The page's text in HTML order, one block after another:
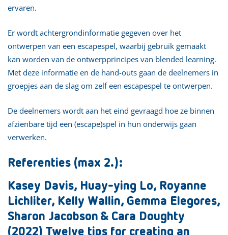
ervaren.
Er wordt achtergrondinformatie gegeven over het
ontwerpen van een escapespel, waarbij gebruik gemaakt
kan worden van de ontwerpprincipes van blended learning.
Met deze informatie en de hand-outs gaan de deelnemers in
groepjes aan de slag om zelf een escapespel te ontwerpen.
De deelnemers wordt aan het eind gevraagd hoe ze binnen
afzienbare tijd een (escape)spel in hun onderwijs gaan
verwerken.
Referenties (max 2.):
Kasey Davis, Huay-ying Lo, Royanne
Lichliter, Kelly Wallin, Gemma Elegores,
Sharon Jacobson & Cara Doughty
(2022) Twelve tips for creating an